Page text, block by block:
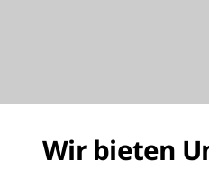
Wir bieten